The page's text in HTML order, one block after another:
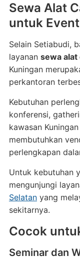
Sewa Alat
untuk
Selain Setiabudi,
layanan sewa alat
Kuningan
perkantoran
Kebutuhan
konferensi,
kawasan
membutuhkan
perlengkapan
Untuk kebutuhan
mengunjungi
Selatanyang
sekitarnya.
Cocok
Seminar dan